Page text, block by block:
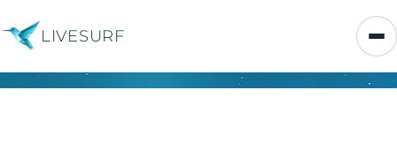
LIVESURF